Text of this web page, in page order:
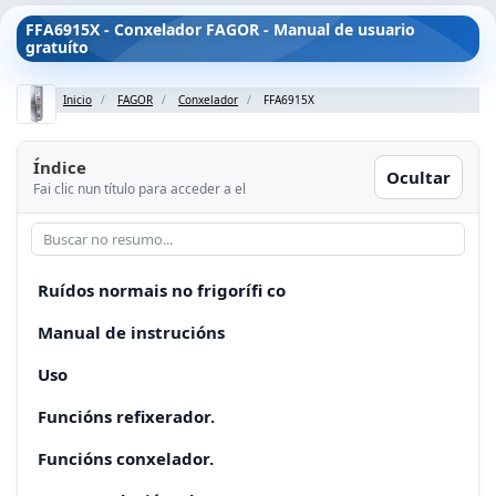
FFA6915X - Conxelador FAGOR - Manual de usuario
gratuíto
Inicio FAGOR Conxelador FFA6915X
Índice
Fai clic nun título para acceder a el
Ocultar
Ruídos normais no frigorífi co
Manual de instrucións
Uso
Funcións refixerador.
Funcións conxelador.